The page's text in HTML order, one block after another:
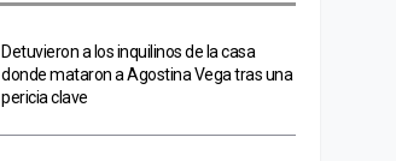
Detuvieron a los inquilinos de la casa
donde mataron a Agostina Vega tras una
pericia clave